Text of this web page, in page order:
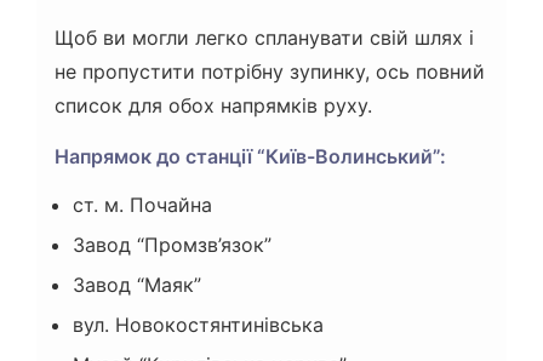
Щоб ви могли легко спланувати свій шлях і
не пропустити потрібну зупинку, ось повний
список для обох напрямків руху.
Напрямок до станції “Київ-Волинський”:
ст. м. Почайна
Завод “Промзв’язок”
Завод “Маяк”
вул. Новокостянтинівська